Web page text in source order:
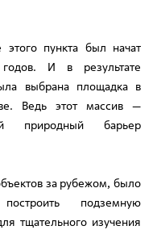
пункта был начат
И в результате
выбрана площадка в
Ведь этот массив —
природный барьер
за рубежом, было
подземную
тщательного изучения